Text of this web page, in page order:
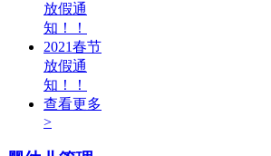
放假通
知！！
2021春节
放假通
知！！
查看更多
>